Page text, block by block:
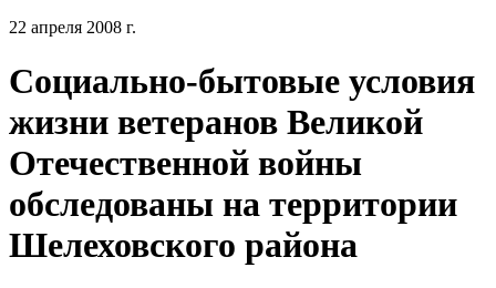
22 апреля 2008 г.
Социально-бытовые условия
жизни ветеранов Великой
Отечественной войны
обследованы на территории
Шелеховского района